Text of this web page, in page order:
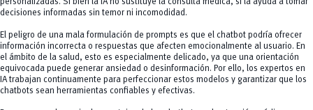
decisiones informadas sin temor ni incomodidad.
El peligro de una mala formulación de prompts es que el chatbot podría ofrecer
información incorrecta o respuestas que afecten emocionalmente al usuario. En
el ámbito de la salud, esto es especialmente delicado, ya que una orientación
equivocada puede generar ansiedad o desinformación. Por ello, los expertos en
IA trabajan continuamente para perfeccionar estos modelos y garantizar que los
chatbots sean herramientas confiables y efectivas.